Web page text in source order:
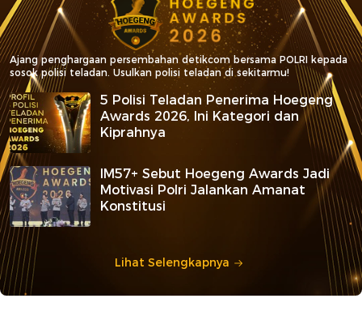
Ajang penghargaan persembahan detikcom bersama POLRI kepada
sosok polisi teladan. Usulkan polisi teladan di sekitarmu!
5 Polisi Teladan Penerima Hoegeng
Awards 2026, Ini Kategori dan
Kiprahnya
IM57+ Sebut Hoegeng Awards Jadi
Motivasi Polri Jalankan Amanat
Konstitusi
Lihat Selengkapnya